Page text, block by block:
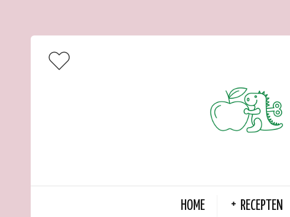
HOME RECEPTEN